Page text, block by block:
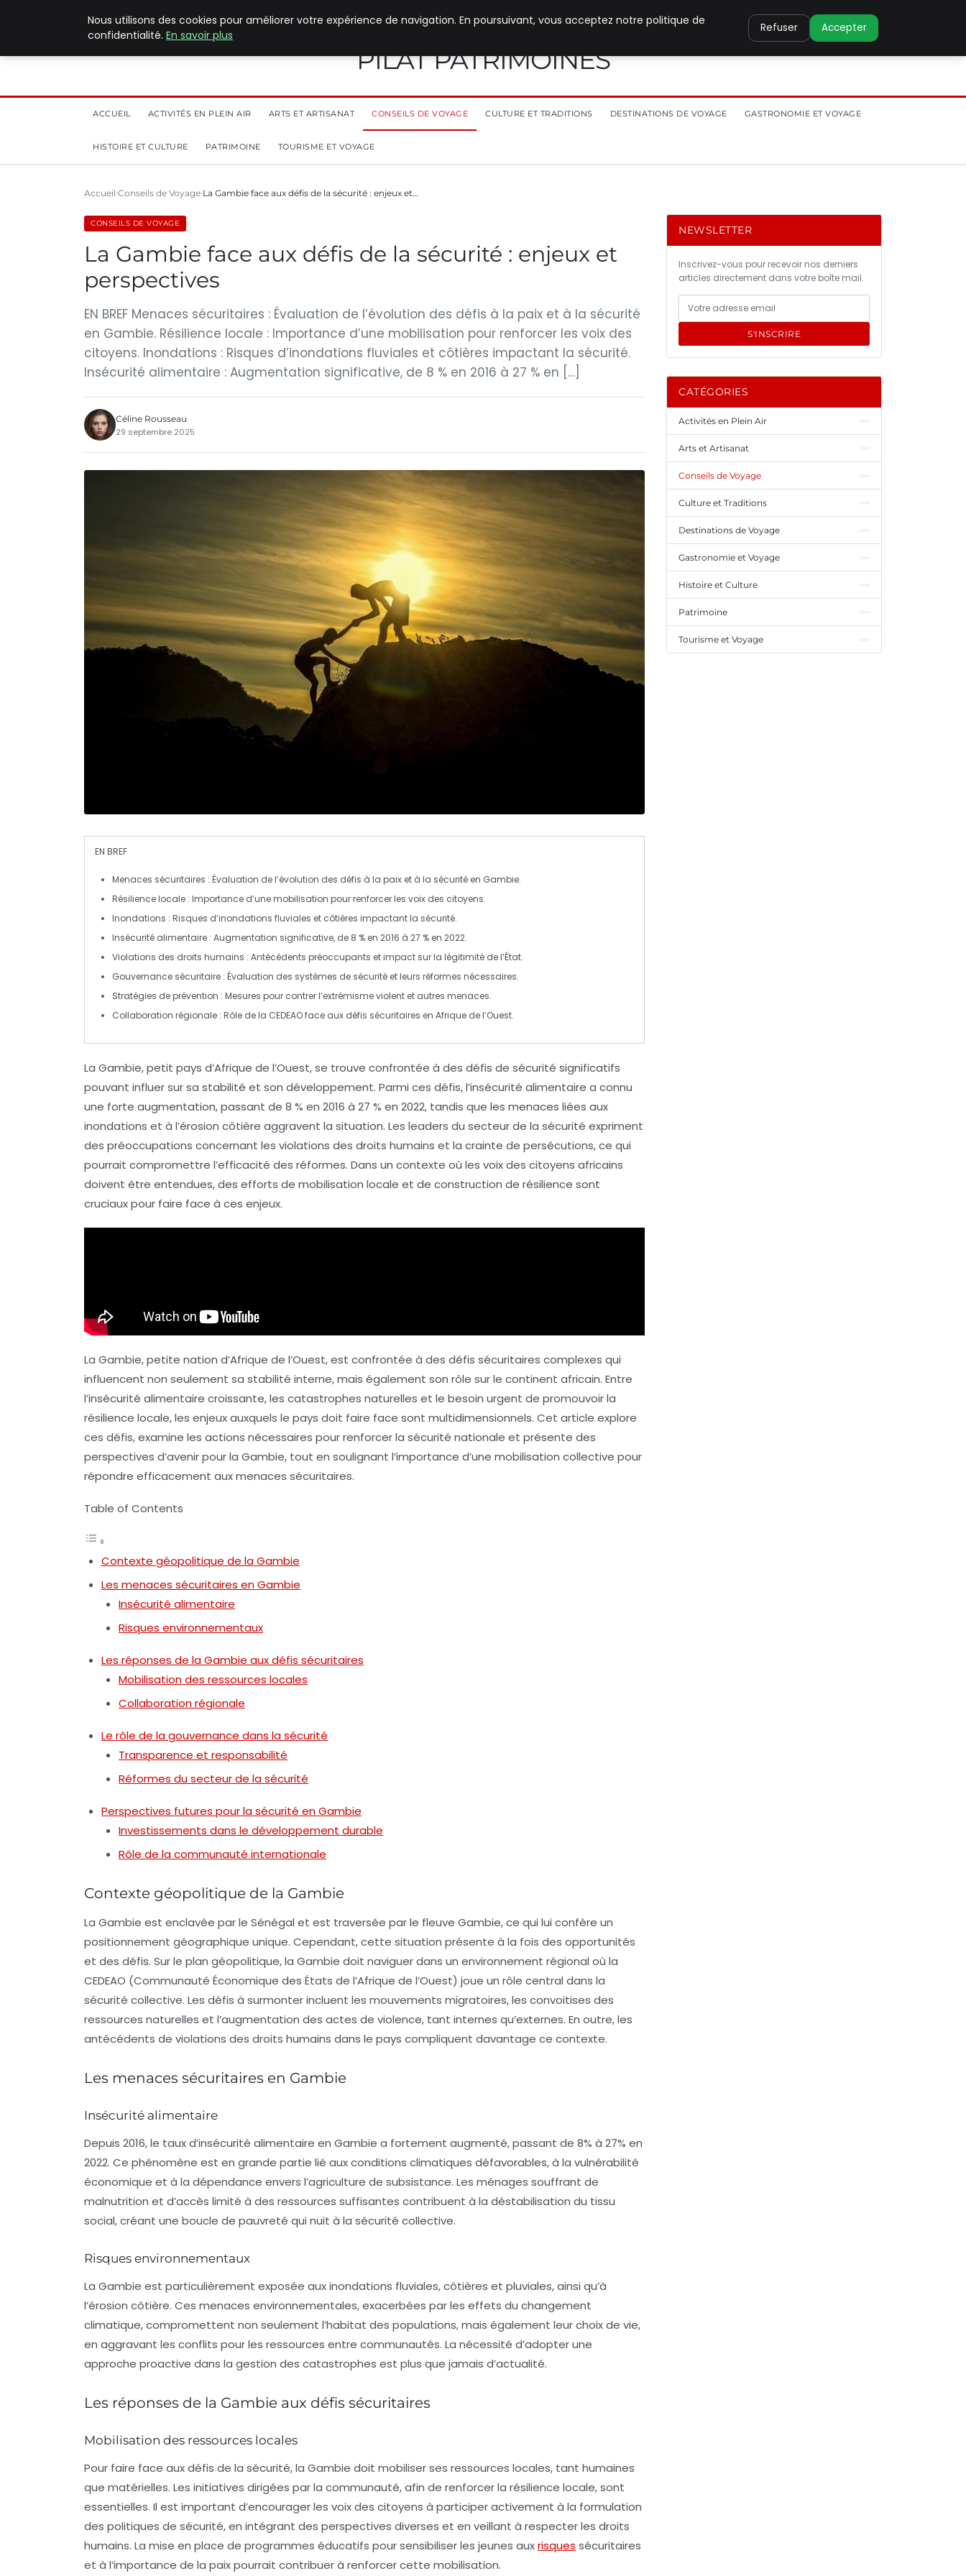
PILAT PATRIMOINES
ACCUEIL ACTIVITÉS EN PLEIN AIR ARTS ET ARTISANAT CONSEILS DE VOYAGE CULTURE ET TRADITIONS DESTINATIONS DE VOYAGE GASTRONOMIE ET VOYAGE
HISTOIRE ET CULTURE PATRIMOINE TOURISME ET VOYAGE
Accueil Conseils de Voyage La Gambie face aux défis de la sécurité : enjeux et…
CONSEILS DE VOYAGE
La Gambie face aux défis de la sécurité : enjeux et
perspectives
EN BREF Menaces sécuritaires : Évaluation de l’évolution des défis à la paix et à la sécurité
en Gambie. Résilience locale : Importance d’une mobilisation pour renforcer les voix des
citoyens. Inondations : Risques d’inondations fluviales et côtières impactant la sécurité.
Insécurité alimentaire : Augmentation significative, de 8 % en 2016 à 27 % en […]
Céline Rousseau
29 septembre 2025
EN BREF
Menaces sécuritaires : Évaluation de l’évolution des défis à la paix et à la sécurité en Gambie.
Résilience locale : Importance d’une mobilisation pour renforcer les voix des citoyens.
Inondations : Risques d’inondations fluviales et côtières impactant la sécurité.
Insécurité alimentaire : Augmentation significative, de 8 % en 2016 à 27 % en 2022.
Violations des droits humains : Antécédents préoccupants et impact sur la légitimité de l’État.
Gouvernance sécuritaire : Évaluation des systèmes de sécurité et leurs réformes nécessaires.
Stratégies de prévention : Mesures pour contrer l’extrémisme violent et autres menaces.
Collaboration régionale : Rôle de la CEDEAOface aux défis sécuritaires en Afrique de l’Ouest.
La Gambie, petit pays d’Afrique de l’Ouest, se trouve confrontée à des défis de sécurité significatifs
pouvant influer sur sa stabilité et son développement. Parmi ces défis, l’insécurité alimentaire a connu
une forte augmentation, passant de 8 % en 2016 à 27 % en 2022, tandis que les menaces liées aux
inondations et à l’érosion côtière aggravent la situation. Les leaders du secteur de la sécurité expriment
des préoccupations concernant les violations des droits humains et la crainte de persécutions, ce qui
pourrait compromettre l’efficacité des réformes. Dans un contexte où les voix des citoyens africains
doivent être entendues, des efforts de mobilisation locale et de construction de résilience sont
cruciaux pour faire face à ces enjeux.
La Gambie, petite nation d’Afrique de l’Ouest, est confrontée à des défis sécuritaires complexes qui
influencent non seulement sa stabilité interne, mais également son rôle sur le continent africain. Entre
l’insécurité alimentaire croissante, les catastrophes naturelles et le besoin urgent de promouvoir la
résilience locale, les enjeux auxquels le pays doit faire face sont multidimensionnels. Cet article explore
ces défis, examine les actions nécessaires pour renforcer la sécurité nationale et présente des
perspectives d’avenir pour la Gambie, tout en soulignant l’importance d’une mobilisation collective pour
répondre efficacement aux menaces sécuritaires.
Table of Contents
Contexte géopolitique de la Gambie
Les menaces sécuritaires en Gambie
Insécurité alimentaire
Risques environnementaux
Les réponses de la Gambie aux défis sécuritaires
Mobilisation des ressources locales
Collaboration régionale
Le rôle de la gouvernance dans la sécurité
Transparence et responsabilité
Réformes du secteur de la sécurité
Perspectives futures pour la sécurité en Gambie
Investissements dans le développement durable
Rôle de la communauté internationale
Contexte géopolitique de la Gambie
La Gambie est enclavée par le Sénégal et est traversée par le fleuve Gambie, ce qui lui confère un
positionnement géographique unique. Cependant, cette situation présente à la fois des opportunités
et des défis. Sur le plan géopolitique, la Gambie doit naviguer dans un environnement régional où la
CEDEAO (Communauté Économique des États de l’Afrique de l’Ouest) joue un rôle central dans la
sécurité collective. Les défis à surmonter incluent les mouvements migratoires, les convoitises des
ressources naturelles et l’augmentation des actes de violence, tant internes qu’externes. En outre, les
antécédents de violations des droits humains dans le pays compliquent davantage ce contexte.
Les menaces sécuritaires en Gambie
Insécurité alimentaire
Depuis 2016, le taux d’insécurité alimentaire en Gambie a fortement augmenté, passant de 8% à 27% en
2022. Ce phénomène est en grande partie lié aux conditions climatiques défavorables, à la vulnérabilité
économique et à la dépendance envers l’agriculture de subsistance. Les ménages souffrant de
malnutrition et d’accès limité à des ressources suffisantes contribuent à la déstabilisation du tissu
social, créant une boucle de pauvreté qui nuit à la sécurité collective.
Risques environnementaux
La Gambie est particulièrement exposée aux inondations fluviales, côtières et pluviales, ainsi qu’à
l’érosion côtière. Ces menaces environnementales, exacerbées par les effets du changement
climatique, compromettent non seulement l’habitat des populations, mais également leur choix de vie,
en aggravant les conflits pour les ressources entre communautés. La nécessité d’adopter une
approche proactive dans la gestion des catastrophes est plus que jamais d’actualité.
Les réponses de la Gambie aux défis sécuritaires
Mobilisation des ressources locales
Pour faire face aux défis de la sécurité, la Gambie doit mobiliser ses ressources locales, tant humaines
que matérielles. Les initiatives dirigées par la communauté, afin de renforcer la résilience locale, sont
essentielles. Il est important d’encourager les voix des citoyens à participer activement à la formulation
des politiques de sécurité, en intégrant des perspectives diverses et en veillant à respecter les droits
humains. La mise en place de programmes éducatifs pour sensibiliser les jeunes auxrisques sécuritaires
et à l’importance de la paix pourrait contribuer à renforcer cette mobilisation.
NEWSLETTER
Inscrivez-vous pour recevoir nos derniers
articles directement dans votre boîte mail.
S'INSCRIRE
CATÉGORIES
Activités en Plein Air
Arts et Artisanat
Conseils de Voyage
Culture et Traditions
Destinations de Voyage
Gastronomie et Voyage
Histoire et Culture
Patrimoine
Tourisme et Voyage
Nous utilisons des cookies pour améliorer votre expérience de navigation. En poursuivant, vous acceptez notre politique de
confidentialité. En savoir plus
Refuser Accepter